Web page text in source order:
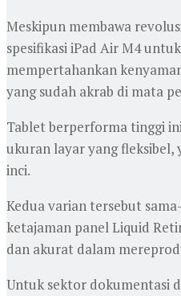
Meskipun membawa
spesifikasi iPad Air M4
mempertahankan
yang sudah akrab di mata
Tablet berperforma tinggi
ukuran layar yang fleksibel,
inci.
Kedua varian tersebut
ketajaman panel Liquid
dan akurat dalam
Untuk sektor dokumentasi